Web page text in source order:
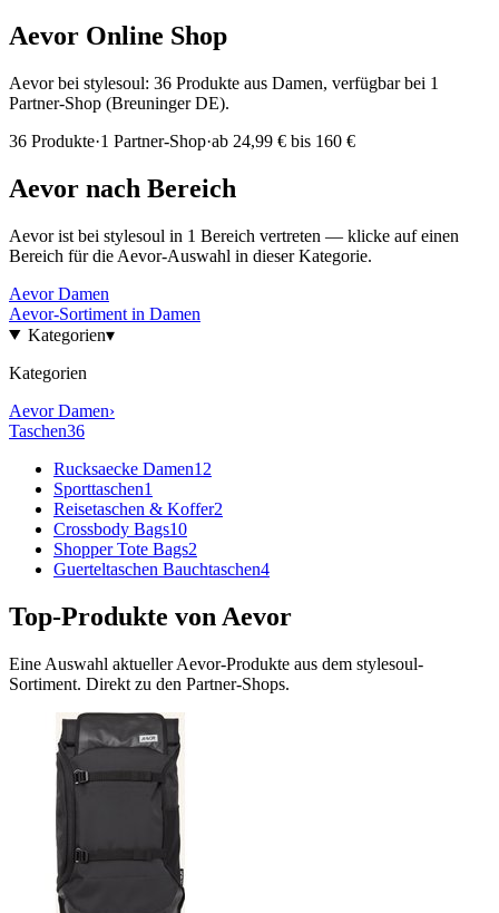
Aevor Online Shop
Aevor bei stylesoul: 36 Produkte aus Damen, verfügbar bei 1
Partner-Shop (Breuninger DE).
36 Produkte·1 Partner-Shop·ab 24,99 € bis 160 €
Aevor nach Bereich
Aevorist bei stylesoul in 1 Bereich vertreten — klicke auf einen
Bereich für die Aevor-Auswahl in dieser Kategorie.
Aevor Damen
Aevor-Sortiment in Damen
Kategorien▾
Kategorien
Aevor Damen›
Taschen36
Rucksaecke Damen12
Sporttaschen1
Reisetaschen & Koffer2
Crossbody Bags10
Shopper Tote Bags2
Guerteltaschen Bauchtaschen4
Top-Produkte von Aevor
Eine Auswahl aktuellerAevor-Produkte aus dem stylesoul-
Sortiment. Direkt zu den Partner-Shops.